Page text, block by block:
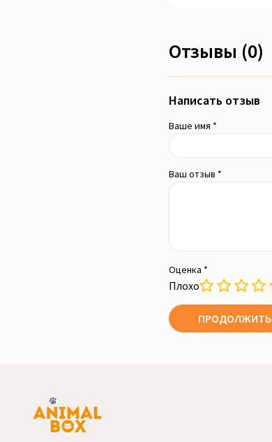
Отзывы (0)
Написать отзыв
Ваше имя *
Ваш отзыв *
Оценка *
Плохо
ПРОДОЛЖИТЬ